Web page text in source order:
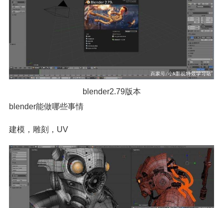
blender2.79版本
blender能做哪些事情
建模，雕刻，UV